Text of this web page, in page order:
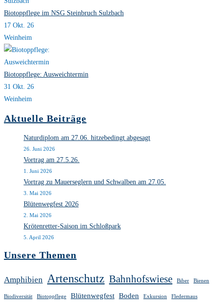
Biotoppflege im NSG Steinbruch Sulzbach
17 Okt. 26
Weinheim
Biotoppflege: Ausweichtermin
31 Okt. 26
Weinheim
Aktuelle Beiträge
Naturdiplom am 27.06. hitzebedingt abgesagt
26. Juni 2026
Vortrag am 27.5.26.
1. Juni 2026
Vortrag zu Mauerseglern und Schwalben am 27.05.
3. Mai 2026
Blütenwegfest 2026
2. Mai 2026
Krötenretter-Saison im Schloßpark
5. April 2026
Unsere Themen
Amphibien Artenschutz Bahnhofswiese Biber Bienen
Biodiversität Biotoppflege Blütenwegfest Boden Exkursion Fledermaus